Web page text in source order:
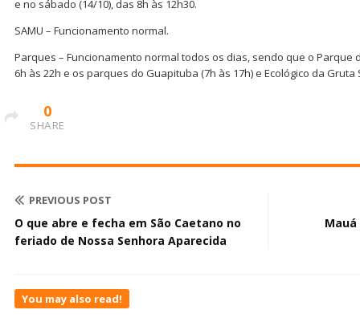
e no sábado (14/10), das 8h às 12h30.
SAMU – Funcionamento normal.
Parques – Funcionamento normal todos os dias, sendo que o Parque
6h às 22h e os parques do Guapituba (7h às 17h) e Ecológico da Gruta
0
SHARE
PREVIOUS POST
O que abre e fecha em São Caetano no
feriado de Nossa Senhora Aparecida
You may also read!